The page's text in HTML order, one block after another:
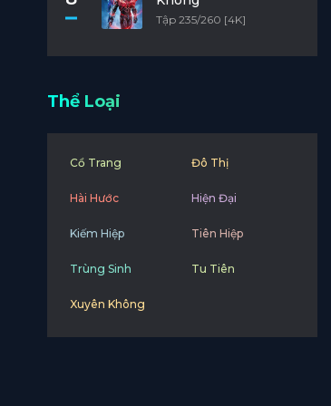
Tập 235/260 [4K]
Thể Loại
Cổ Trang Đô Thị
Hài Hước Hiện Đại
Kiếm Hiệp Tiên Hiệp
Trùng Sinh Tu Tiên
Xuyên Không